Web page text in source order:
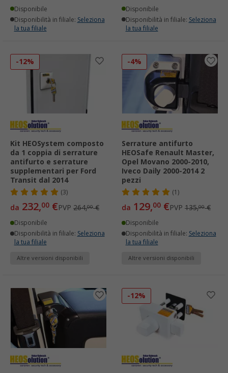
Disponibile
Disponibilità in filiale: Seleziona
la tua filiale
Disponibile
Disponibilità in filiale: Seleziona
la tua filiale
-12%
Kit HEOSystem composto
da 1 coppia di serrature
antifurto e serrature
supplementari per Ford
Transit dal 2014
(3)
da 232,00 €PVP 264,00€
Disponibile
Disponibilità in filiale: Seleziona
la tua filiale
Altre versioni disponibili
-4%
Serrature antifurto
HEOSafe Renault Master,
Opel Movano 2000-2010,
Iveco Daily 2000-2014 2
pezzi
(1)
da 129,00 €PVP 135,00€
Disponibile
Disponibilità in filiale: Seleziona
la tua filiale
Altre versioni disponibili
-12%